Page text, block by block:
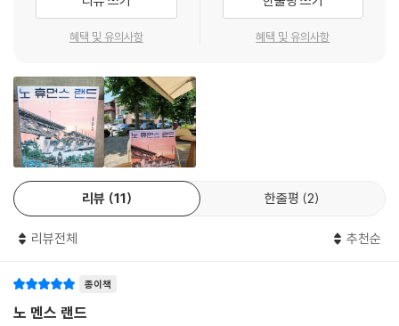
쟁, 기후 문제까지. 플론은 사람들을 고통과 슬픔, 외로움과 두려움에서 영
원히 해방시킬 거야.
재배실 문은 다시 둔탁한 소리를 내며 닫힌다. 앤은 마치 아침 운동을 끝낸
사람처럼 상쾌하게 말한다.
“어쨌든 얘네는 나가서 꽃을 피울 거야. 그리고 영원히 살아남을 거야. 걱
정하지 않아도 돼.”
내가 걱정하는 게 바로 그것이다. 플론이 영원히 존재하는 것.
--- p.193
일은 문제를 해결하는 게 아니라 문제를 파괴하는 거예요. 문제를 파괴해
버리면 영영 해결할 기회는 없어져요. 그걸로 끝이라고요.”
“크, 크리스입니다. 아드리안이…… 사라졌습니다.”
파커가 숨을 고르며 신경질적으로 답한다.
“사라졌습니다. 갑자기…… 없어졌어요.” (본문 25면)
갑자기 단원 한 명이 사라졌다는 말에 미아 일행은 베이스캠프로 돌아가서
아드리안을 찾기 시작한다. 그리고 아드리안을 찾던 한나와 미아의 눈앞에
낯선 물체가 나타난다. 그것은 바로 만든 지 얼마 안 된 듯한 모래성. 아무
도 없으리라 여긴 서울에 누군가 있을지도 모른다는 생각에 미아는 머릿속
은 요동친다.
다. 그 시선을 따라간다. 시선의 끝에는 익숙하지만 자연스럽지 않은, 여기
있어서는 안 되는 것이 존재한다. 마주친 눈빛에서 한나와 나는 같은 생각
혜택 및 유의사항 혜택 및 유의사항
리뷰 11 한줄평 2
리뷰전체 추천순
종이책
노 멘스 랜드